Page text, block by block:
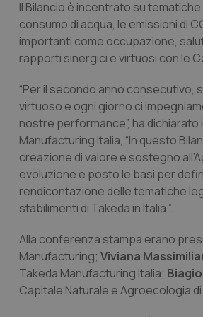
Il Bilancio è incentrato su
consumo di acqua, le emissioni di
importanti come occupazione,
rapporti sinergici e virtuosi con le
“Per il secondo anno
virtuoso e ogni giorno ci
nostre performance”, ha dichiarato
Manufacturing Italia, “In questo
creazione di valore e sostegno
evoluzione e posto le basi per
rendicontazione delle tematiche
stabilimenti di Takeda in Italia.”.
Alla conferenza stampa erano
Manufacturing; Viviana
Takeda Manufacturing Italia; Biagio
Capitale Naturale e Agroecologia